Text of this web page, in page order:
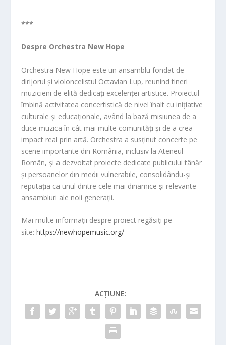
***
Despre Orchestra New Hope
Orchestra New Hope este un ansamblu fondat de
dirijorul și violoncelistul Octavian Lup, reunind tineri
muzicieni de elită dedicați excelenței artistice. Proiectul
îmbină activitatea concertistică de nivel înalt cu inițiative
culturale și educaționale, având la bază misiunea de a
duce muzica în cât mai multe comunități și de a crea
impact real prin artă. Orchestra a susținut concerte pe
scene importante din România, inclusiv la Ateneul
Român, și a dezvoltat proiecte dedicate publicului tânăr
și persoanelor din medii vulnerabile, consolidându-și
reputația ca unul dintre cele mai dinamice și relevante
ansambluri ale noii generații.
Mai multe informații despre proiect regăsiți pe
site:https://newhopemusic.org/
ACȚIUNE: